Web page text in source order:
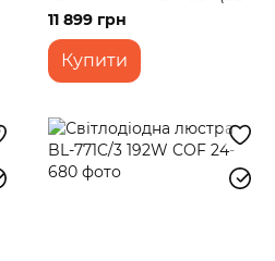
949С/4)
11 899 грн
Купити